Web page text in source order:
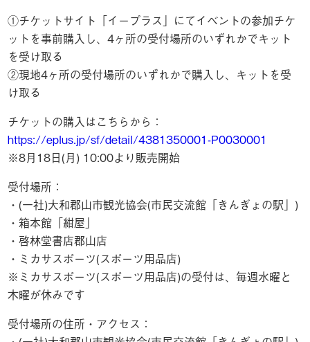
①チケットサイト「イープラス」にてイベントの参加チケ
ットを事前購入し、4ヶ所の受付場所のいずれかでキット
を受け取る
②現地4ヶ所の受付場所のいずれかで購入し、キットを受
け取る
チケットの購入はこちらから：
https://eplus.jp/sf/detail/4381350001-P0030001
※8月18日(月) 10:00より販売開始
受付場所：
・(一社)大和郡山市観光協会(市民交流館「きんぎょの駅」)
・箱本館「紺屋」
・啓林堂書店郡山店
・ミカサスポーツ(スポーツ用品店)
※ミカサスポーツ(スポーツ用品店)の受付は、毎週水曜と
木曜が休みです
受付場所の住所・アクセス：